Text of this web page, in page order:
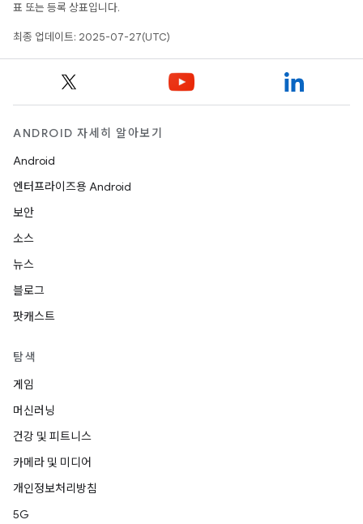
표 또는 등록 상표입니다.
최종 업데이트: 2025-07-27(UTC)
ANDROID 자세히 알아보기
Android
엔터프라이즈용 Android
보안
소스
뉴스
블로그
팟캐스트
탐색
게임
머신러닝
건강 및 피트니스
카메라 및 미디어
개인정보처리방침
5G